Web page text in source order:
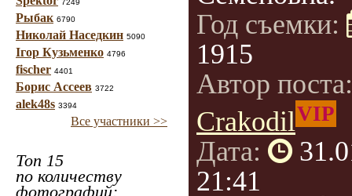
7249
Рыбак 6790
Николай Наседкин 5090
Ігор Кузьменко 4796
fischer 4401
Борис Ассеев 3722
alek48s 3394
Все участники >>
Топ 15
по количеству
фотографий:
Год съемки:
1915
Автор
CrakodilVIP
Дата:
21:41